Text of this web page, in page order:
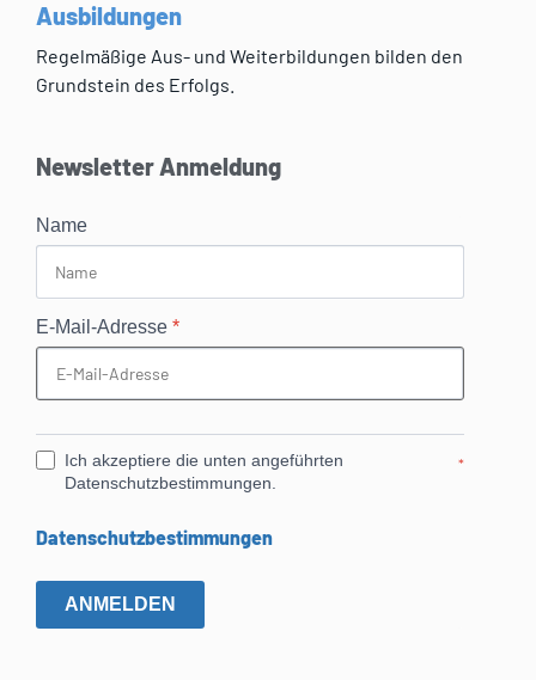
Ausbildungen
Regelmäßige Aus- und Weiterbildungen bilden den
Grundstein des Erfolgs.
Newsletter Anmeldung
Name
E-Mail-Adresse *
Ich akzeptiere die unten angeführten
Datenschutzbestimmungen.
*
Datenschutzbestimmungen
ANMELDEN